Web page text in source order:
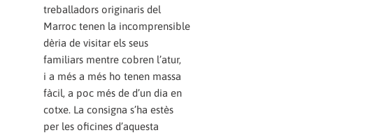
treballadors originaris del
Marroc tenen la incomprensible
dèria de visitar els seus
familiars mentre cobren l’atur,
i a més a més ho tenen massa
fàcil, a poc més de d’un dia en
cotxe. La consigna s’ha estès
per les oficines d’aquesta